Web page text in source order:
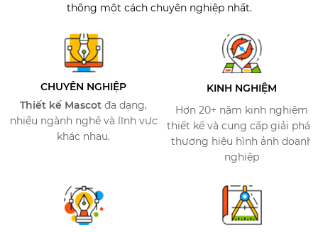
thông một cách chuyên nghiệp nhất.
CHUYÊN NGHIỆP
Thiết kế Mascot đa dạng,
nhiều ngành nghề và lĩnh vực
khác nhau.
KINH NGHIỆM
Hơn 20+ năm kinh nghiệm
thiết kế và cung cấp giải pháp
thương hiệu hình ảnh doanh
nghiệp